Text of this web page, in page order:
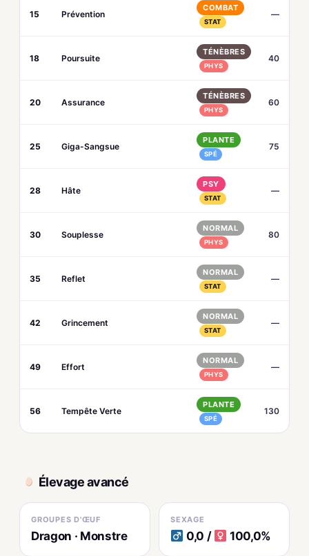
15 Prévention
COMBAT
STAT
—
18 Poursuite
TÉNÈBRES
PHYS
40
20 Assurance
TÉNÈBRES
PHYS
60
25 Giga-Sangsue
PLANTE
SPÉ
75
28 Hâte
PSY
STAT
—
30 Souplesse
NORMAL
PHYS
80
35 Reflet
NORMAL
STAT
—
42 Grincement
NORMAL
STAT
—
49 Effort
NORMAL
PHYS
—
56 Tempête Verte
PLANTE
SPÉ
130
Élevage avancé
GROUPES D'ŒUF
Dragon · Monstre
SEXAGE
0,0 / 100,0%